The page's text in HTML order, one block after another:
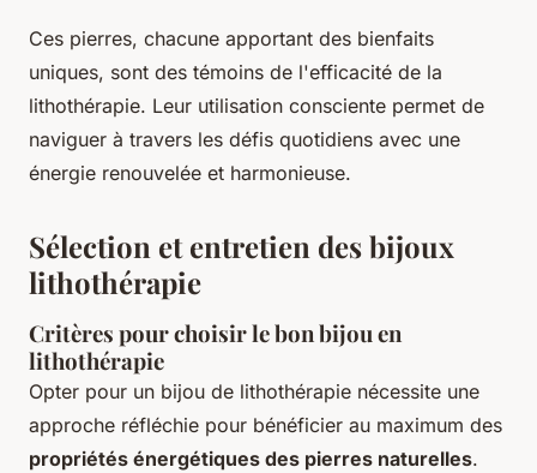
Ces pierres, chacune apportant des bienfaits
uniques, sont des témoins de l'efficacité de la
lithothérapie. Leur utilisation consciente permet de
naviguer à travers les défis quotidiens avec une
énergie renouvelée et harmonieuse.
Sélection et entretien des bijoux
lithothérapie
Critères pour choisir le bon bijou en
lithothérapie
Opter pour un bijou de lithothérapie nécessite une
approche réfléchie pour bénéficier au maximum des
propriétés énergétiques des pierres naturelles.